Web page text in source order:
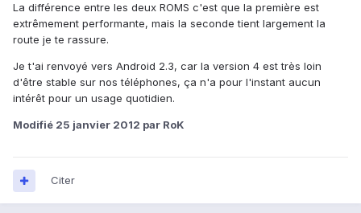
La différence entre les deux ROMS c'est que la première est
extrêmement performante, mais la seconde tient largement la
route je te rassure.
Je t'ai renvoyé vers Android 2.3, car la version 4 est très loin
d'être stable sur nos téléphones, ça n'a pour l'instant aucun
intérêt pour un usage quotidien.
Modifié 25 janvier 2012 par RoK
Citer